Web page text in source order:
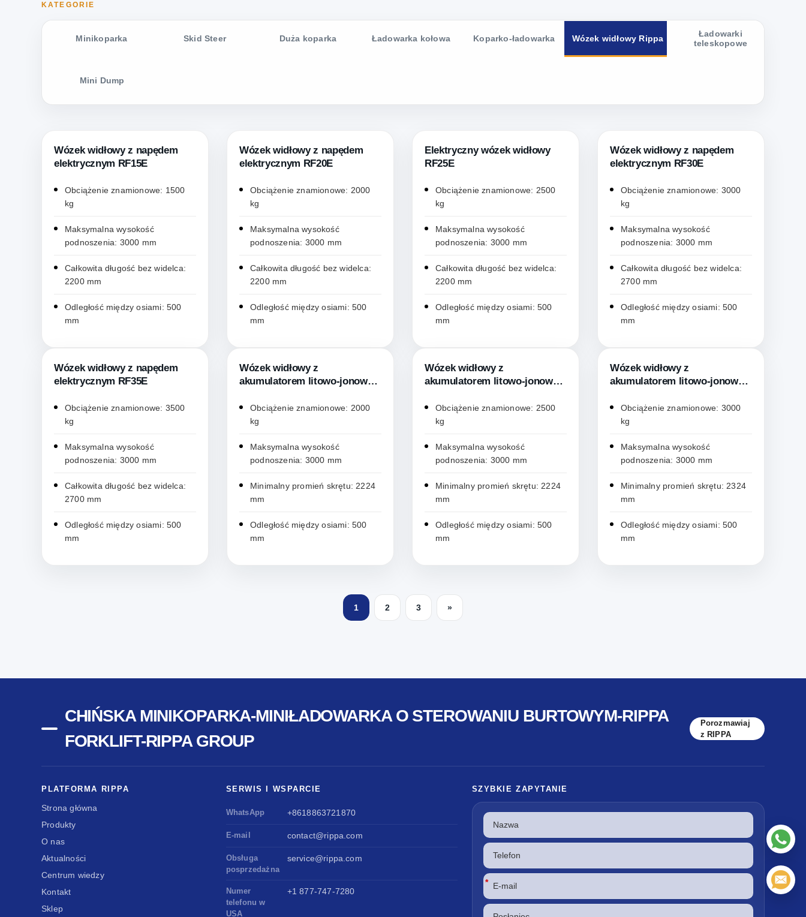
KATEGORIE
Minikoparka Skid Steer Duża koparka Ładowarka kołowa Koparko-ładowarka Wózek widłowy Rippa
Ładowarki
teleskopowe
Mini Dump
Wózek widłowy z napędem
elektrycznym RF15E
Obciążenie znamionowe: 1500
kg
Maksymalna wysokość
podnoszenia: 3000 mm
Całkowita długość bez widelca:
2200 mm
Odległość między osiami: 500
mm
Wózek widłowy z napędem
elektrycznym RF20E
Obciążenie znamionowe: 2000
kg
Maksymalna wysokość
podnoszenia: 3000 mm
Całkowita długość bez widelca:
2200 mm
Odległość między osiami: 500
mm
Elektryczny wózek widłowy
RF25E
Obciążenie znamionowe: 2500
kg
Maksymalna wysokość
podnoszenia: 3000 mm
Całkowita długość bez widelca:
2200 mm
Odległość między osiami: 500
mm
Wózek widłowy z napędem
elektrycznym RF30E
Obciążenie znamionowe: 3000
kg
Maksymalna wysokość
podnoszenia: 3000 mm
Całkowita długość bez widelca:
2700 mm
Odległość między osiami: 500
mm
Wózek widłowy z napędem
elektrycznym RF35E
Obciążenie znamionowe: 3500
kg
Maksymalna wysokość
podnoszenia: 3000 mm
Całkowita długość bez widelca:
2700 mm
Odległość między osiami: 500
mm
Wózek widłowy z
akumulatorem litowo-jonowym
Obciążenie znamionowe: 2000
kg
Maksymalna wysokość
podnoszenia: 3000 mm
Minimalny promień skrętu: 2224
mm
Odległość między osiami: 500
mm
Wózek widłowy z
akumulatorem litowo-jonowym
Obciążenie znamionowe: 2500
kg
Maksymalna wysokość
podnoszenia: 3000 mm
Minimalny promień skrętu: 2224
mm
Odległość między osiami: 500
mm
Wózek widłowy z
akumulatorem litowo-jonowym
Obciążenie znamionowe: 3000
kg
Maksymalna wysokość
podnoszenia: 3000 mm
Minimalny promień skrętu: 2324
mm
Odległość między osiami: 500
mm
1 2 3 »
CHIŃSKA MINIKOPARKA-MINIŁADOWARKA O STEROWANIU BURTOWYM-RIPPA
FORKLIFT-RIPPA GROUP
Porozmawiaj
z RIPPA
PLATFORMA RIPPA
Strona główna
Produkty
O nas
Aktualności
Centrum wiedzy
Kontakt
Sklep
SERWIS I WSPARCIE
WhatsApp +8618863721870
E-mail contact@rippa.com
Obsługa
posprzedażna
service@rippa.com
Numer
telefonu w
USA
+1 877-747-7280
SZYBKIE ZAPYTANIE
*